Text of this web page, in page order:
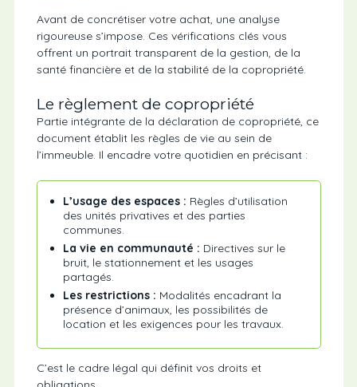
Avant de concrétiser votre achat, une analyse
rigoureuse s’impose. Ces vérifications clés vous
offrent un portrait transparent de la gestion, de la
santé financière et de la stabilité de la copropriété.
Le règlement de copropriété
Partie intégrante de la déclaration de copropriété, ce
document établit les règles de vie au sein de
l’immeuble. Il encadre votre quotidien en précisant :
L’usage des espaces : Règles d’utilisation
des unités privatives et des parties
communes.
La vie en communauté : Directives sur le
bruit, le stationnement et les usages
partagés.
Les restrictions : Modalités encadrant la
présence d’animaux, les possibilités de
location et les exigences pour les travaux.
C’est le cadre légal qui définit vos droits et